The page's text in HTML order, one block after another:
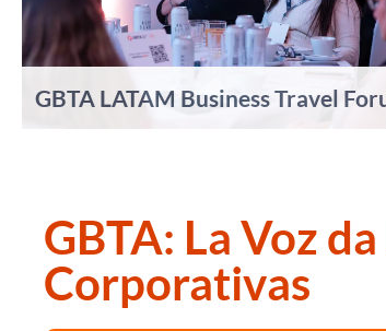
GBTA LATAM Business Travel
GBTA: La Voz
Corporativas